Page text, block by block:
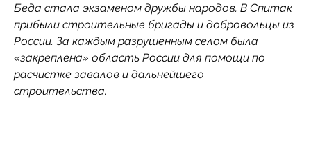
Беда стала экзаменом дружбы народов. В Спитак
прибыли строительные бригады и добровольцы из
России. За каждым разрушенным селом была
«закреплена» область России для помощи по
расчистке завалов и дальнейшего
строительства.